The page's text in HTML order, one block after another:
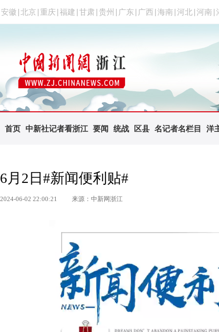
安徽 北京 重庆 福建 甘肃 贵州 广东 广西 海南 河北 河南
首页 中新社记者看浙江 要闻 统战 区县 名记者名栏目 洋
6月2日#新闻便利贴#
2024-06-02 22:00:21 来源：中新网浙江